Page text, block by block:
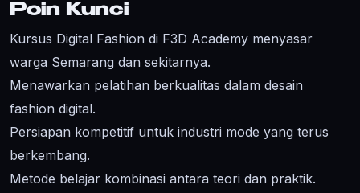
Poin Kunci
Kursus Digital Fashion di F3D Academy menyasar
warga Semarang dan sekitarnya.
Menawarkan pelatihan berkualitas dalam desain
fashion digital.
Persiapan kompetitif untuk industri mode yang terus
berkembang.
Metode belajar kombinasi antara teori dan praktik.